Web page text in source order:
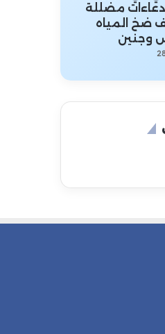
ادعاءات مضللة
ضخ المياه
وجنين